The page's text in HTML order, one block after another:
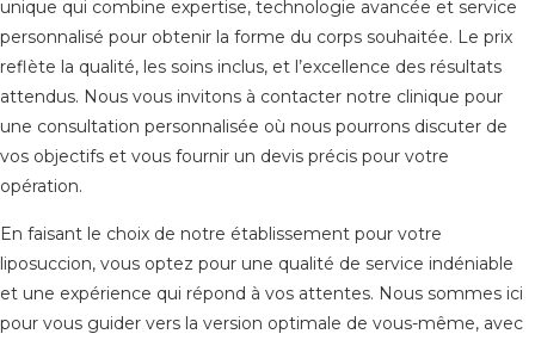
unique qui combine expertise, technologie avancée et service
personnalisé pour obtenir la forme du corps souhaitée. Le prix
reflète la qualité, les soins inclus, et l’excellence des résultats
attendus. Nous vous invitons à contacter notre clinique pour
une consultation personnalisée où nous pourrons discuter de
vos objectifs et vous fournir un devis précis pour votre
opération.
En faisant le choix de notre établissement pour votre
liposuccion, vous optez pour une qualité de service indéniable
et une expérience qui répond à vos attentes. Nous sommes ici
pour vous guider vers la version optimale de vous-même, avec